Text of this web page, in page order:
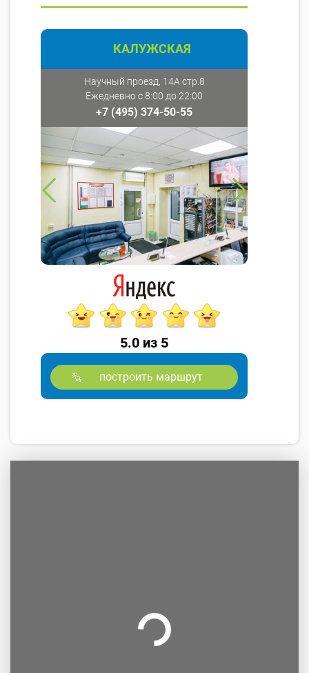
КАЛУЖСКАЯ
Научный проезд, 14А стр.8
Ежедневно с 8:00 до 22:00
+7 (495) 374-50-55
5.0 из 5
построить маршрут